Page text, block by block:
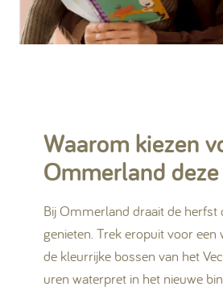
Waarom kiezen
Ommerland
Bij Ommerland draait de herfst
genieten. Trek eropuit voor
de kleurrijke bossen van het
uren waterpret in het nieuwe